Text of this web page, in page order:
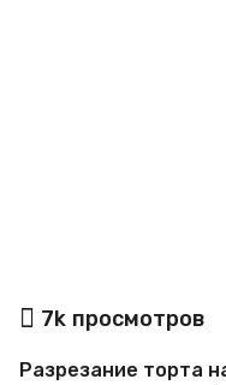
а
в
о
7k просмотров
Разрезание торта